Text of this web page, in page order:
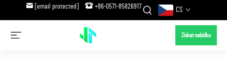
[email protected] +86-0571-85826917 CS
Získat nabídku